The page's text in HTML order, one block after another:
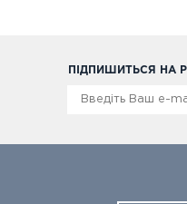
ПІДПИШИТЬСЯ НА